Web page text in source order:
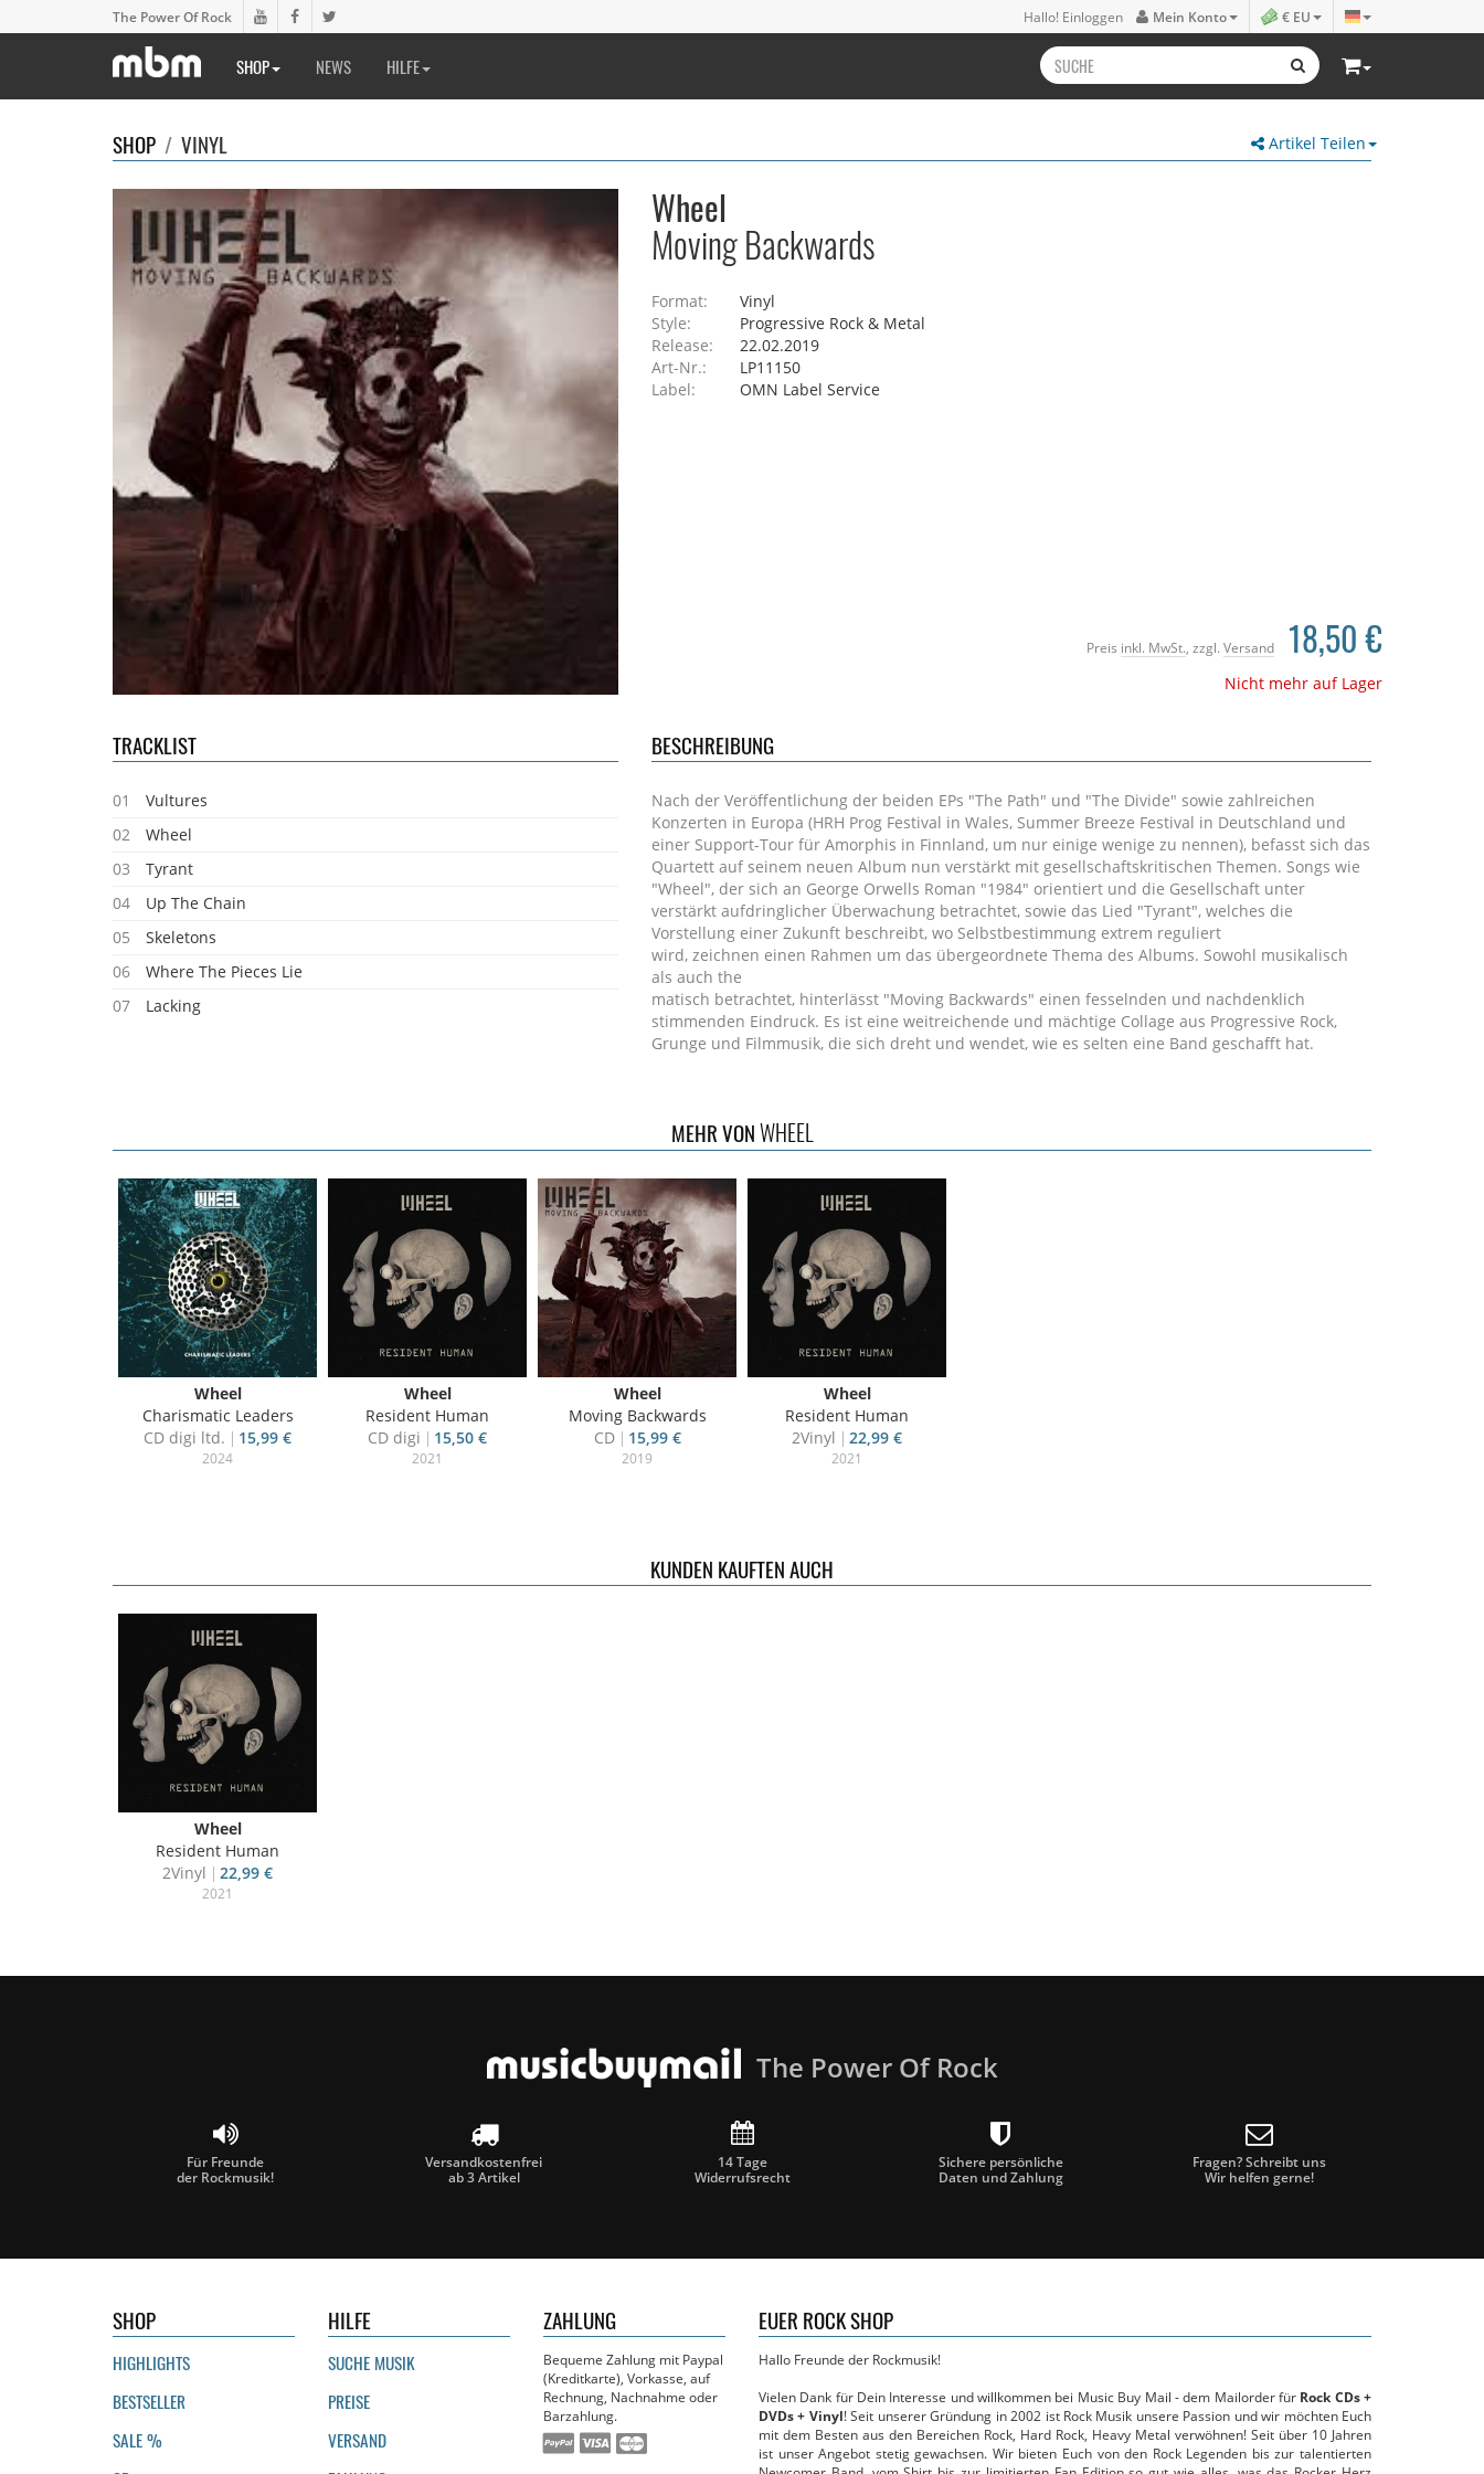
The Power Of Rock Hallo! Einloggen Mein Konto € EU
SHOP NEWS HILFE
Artikel Teilen
SHOP / VINYL
Wheel
Moving Backwards
Format:
Vinyl
Style:
Progressive Rock & Metal
Release:
22.02.2019
Art-Nr.:
LP11150
Label:
OMN Label Service
Preis inkl. MwSt. , zzgl. Versand 18,50 €
Nicht mehr auf Lager
TRACKLIST
01
Vultures
02
Wheel
03
Tyrant
04
Up The Chain
05
Skeletons
06
Where The Pieces Lie
07
Lacking
BESCHREIBUNG
Nach der Veröffentlichung der beiden EPs "The Path" und "The Divide" sowie zahlreichen
Konzerten in Europa (HRH Prog Festival in Wales, Summer Breeze Festival in Deutschland und
einer Support-Tour für Amorphis in Finnland, um nur einige wenige zu nennen), befasst sich das
Quartett auf seinem neuen Album nun verstärkt mit gesellschaftskritischen Themen. Songs wie
"Wheel", der sich an George Orwells Roman "1984" orientiert und die Gesellschaft unter
verstärkt aufdringlicher Überwachung betrachtet, sowie das Lied "Tyrant", welches die
Vorstellung einer Zukunft beschreibt, wo Selbstbestimmung extrem reguliert
wird, zeichnen einen Rahmen um das übergeordnete Thema des Albums. Sowohl musikalisch
als auch the
matisch betrachtet, hinterlässt "Moving Backwards" einen fesselnden und nachdenklich
stimmenden Eindruck. Es ist eine weitreichende und mächtige Collage aus Progressive Rock,
Grunge und Filmmusik, die sich dreht und wendet, wie es selten eine Band geschafft hat.
MEHR VONWHEEL
Wheel
Charismatic Leaders
CD digi ltd.
15,99 €
2024
Wheel
Resident Human
CD digi
15,50 €
2021
Wheel
Moving Backwards
CD
15,99 €
2019
Wheel
Resident Human
2Vinyl
22,99 €
2021
KUNDEN KAUFTEN AUCH
Wheel
Resident Human
2Vinyl
22,99 €
2021
The Power Of Rock
Für Freunde
der Rockmusik!
Versandkostenfrei
ab 3 Artikel
14 Tage
Widerrufsrecht
Sichere persönliche
Daten und Zahlung
Fragen? Schreibt uns
Wir helfen gerne!
SHOP
HIGHLIGHTS
BESTSELLER
SALE %
HILFE
SUCHE MUSIK
PREISE
VERSAND
ZAHLUNG
Bequeme Zahlung mit Paypal
(Kreditkarte), Vorkasse, auf
Rechnung, Nachnahme oder
Barzahlung.
EUER ROCK SHOP
Hallo Freunde der Rockmusik!
Vielen Dank für Dein Interesse und willkommen bei Music Buy Mail - dem Mailorder für Rock CDs +
DVDs + Vinyl! Seit unserer Gründung in 2002 ist Rock Musik unsere Passion und wir möchten Euch
mit dem Besten aus den Bereichen Rock, Hard Rock, Heavy Metal verwöhnen! Seit über 10 Jahren
ist unser Angebot stetig gewachsen. Wir bieten Euch von den Rock Legenden bis zur talentierten